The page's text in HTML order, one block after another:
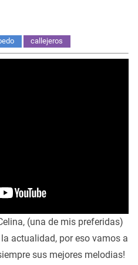
callejeros
(una de mis preferidas)
actualidad, por eso vamos a
sus mejores melodias!